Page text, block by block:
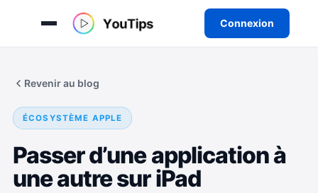
Connexion
Revenir au blog
ÉCOSYSTÈME APPLE
Passer d’une application à
une autre sur iPad